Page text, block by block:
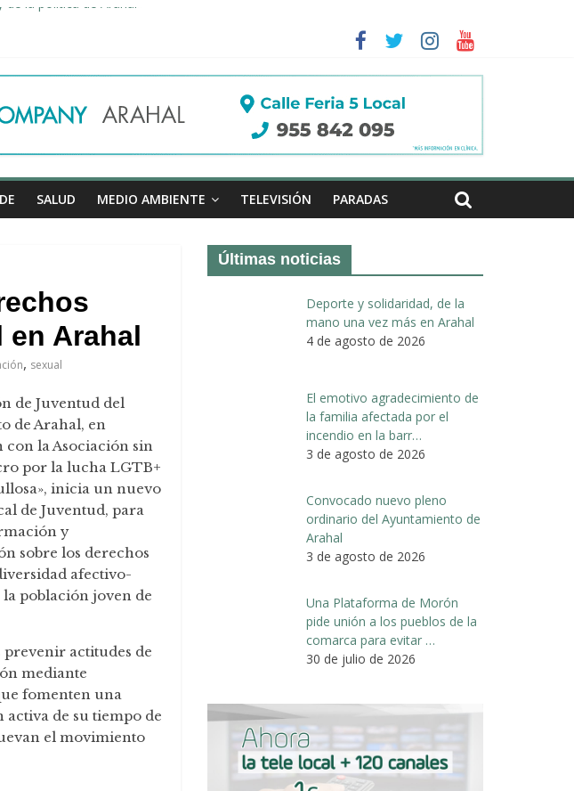
la política de Arahal»
para evitar la planta de biogás en término de Arahal
SALUD MEDIO AMBIENTE TELEVISIÓN PARADAS
Arahal
, sexual
de Juventud del
de Arahal, en
con la Asociación sin
por la lucha LGTB+
inicia un nuevo
de Juventud, para
y
sobre los derechos
afectivo-
la población joven de
prevenir actitudes de
mediante
fomenten una
de su tiempo de
el movimiento
Últimas noticias
Deporte y solidaridad, de la
mano una vez más en Arahal
4 de agosto de 2026
El emotivo agradecimiento de
la familia afectada por el
incendio en la barr…
3 de agosto de 2026
Convocado nuevo pleno
ordinario del Ayuntamiento de
Arahal
3 de agosto de 2026
Una Plataforma de Morón
pide unión a los pueblos de la
comarca para evitar …
30 de julio de 2026